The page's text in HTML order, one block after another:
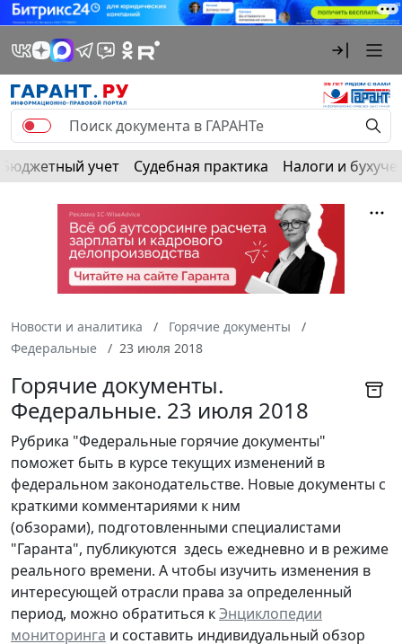
Бюджетный учет Судебная практика Налоги и
Новости и аналитика
Горячие документы
Федеральные
23 июля 2018
Горячие документы.
Федеральные. 23 июля 2018
Рубрика "Федеральные горячие документы"
поможет быть в курсе текущих изменений в
федеральном законодательстве. Новые документы с
краткими комментариями к ним
(обзорами), подготовленными специалистами
"Гаранта", публикуются здесь ежедневно и в режиме
реального времени. А чтобы изучить изменения в
интересующей отрасли права за определенный
период, можно обратиться кЭнциклопедии
мониторинга и составить индивидуальный обзор